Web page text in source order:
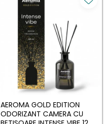
AEROMA GOLD EDITION
ODORIZANT CAMERA CU